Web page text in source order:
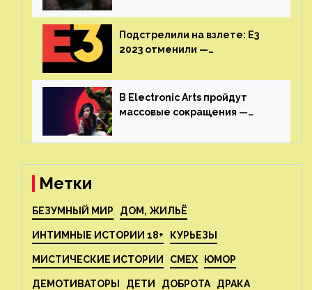
июне
Подстрелили на взлете: E3
2023 отменили —
выставка не вернется
В Electronic Arts пройдут
массовые сокращения —
реструктуризацию
Метки
БЕЗУМНЫЙ МИР ДОМ, ЖИЛЬЁ
ИНТИМНЫЕ ИСТОРИИ 18+ КУРЬЕЗЫ
МИСТИЧЕСКИЕ ИСТОРИИ СМЕХ ЮМОР
ДЕМОТИВАТОРЫ ДЕТИ ДОБРОТА ДРАКА